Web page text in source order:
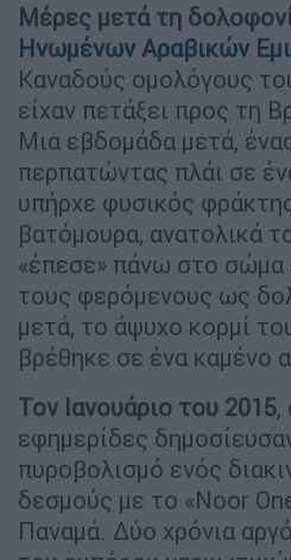
Μέρες μετά τη
Ηνωμένων Αραβικών
Καναδούς ομολόγους
είχαν πετάξει προς τη
Μια εβδομάδα μετά,
περπατώντας πλάι σε
υπήρχε φυσικός
βατόμουρα, ανατολικά
«έπεσε» πάνω στο σώμα
τους φερόμενους ως
μετά, το άψυχο κορμί
βρέθηκε σε ένα καμένο
Τον Ιανουάριο του 2015,
εφημερίδες
πυροβολισμό ενός
δεσμούς με το «Noor
Παναμά. Δύο χρόνια